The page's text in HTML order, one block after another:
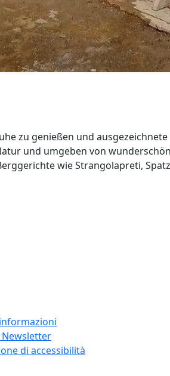
zu genießen und ausgezeichnete
und umgeben von
wie Strangolapreti,
di accessibilità